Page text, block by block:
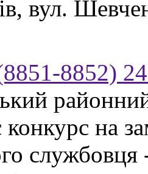
вул.
8852) 24
на
службовця